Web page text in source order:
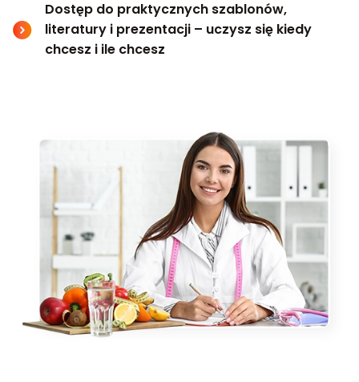
Dostęp do praktycznych szablonów,
literatury i prezentacji – uczysz się kiedy
chcesz i ile chcesz